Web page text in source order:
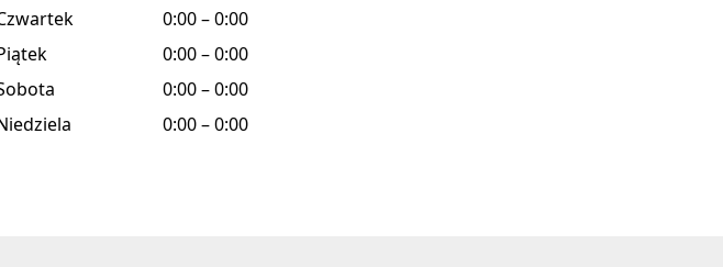
0:00 – 0:00
0:00 – 0:00
0:00 – 0:00
0:00 – 0:00